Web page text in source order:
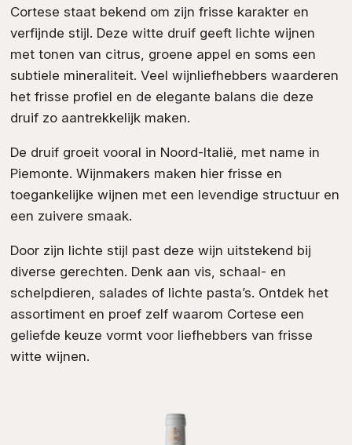
Cortese staat bekend om zijn frisse karakter en
verfijnde stijl. Deze witte druif geeft lichte wijnen
met tonen van citrus, groene appel en soms een
subtiele mineraliteit. Veel wijnliefhebbers waarderen
het frisse profiel en de elegante balans die deze
druif zo aantrekkelijk maken.
De druif groeit vooral in Noord-Italië, met name in
Piemonte. Wijnmakers maken hier frisse en
toegankelijke wijnen met een levendige structuur en
een zuivere smaak.
Door zijn lichte stijl past deze wijn uitstekend bij
diverse gerechten. Denk aan vis, schaal- en
schelpdieren, salades of lichte pasta’s. Ontdek het
assortiment en proef zelf waarom Cortese een
geliefde keuze vormt voor liefhebbers van frisse
witte wijnen.